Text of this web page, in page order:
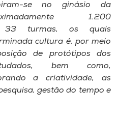
se no ginásio da
1.200
33 turmas, os quais
cultura é, por meio
de protótipos dos
bem como,
a criatividade, as
gestão do tempo e